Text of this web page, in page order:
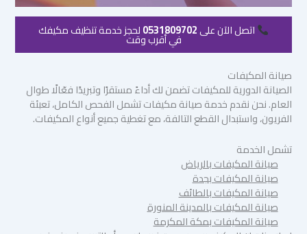
اتصل الآن على0531809702لحجز خدمة تنظيف مكيفك
في أقرب وقت
صيانة المكيفات
الصيانة الدورية للمكيفات تضمن لك أداءً مستقرًا وتبريدًا فعّالًا طوال
العام. نحن نقدم خدمة صيانة مكيفات تشمل الفحص الكامل، تعبئة
الفريون، واستبدال القطع التالفة، مع تغطية جميع أنواع المكيفات.
تشمل الخدمة
صيانة المكيفات بالرياض
صيانة المكيفات بجدة
صيانة المكيفات بالطائف
صيانة المكيفات بالمدينة المنورة
صيانة المكيفات بمكة المكرمة